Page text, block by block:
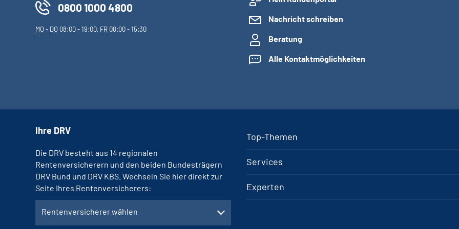
0800 1000 4800
MO- DO 08:00 - 19:00, FR 08:00 - 15:30
Nachricht schreiben
Beratung
Alle Kontaktmöglichkeiten
Top-Themen
Services
Experten
Ihre DRV
Die DRV besteht aus 14 regionalen
Rentenversicherern und den beiden Bundesträgern
DRV Bund und DRV KBS. Wechseln Sie hier direkt zur
Seite Ihres Rentenversicherers:
Rentenversicherer wählen